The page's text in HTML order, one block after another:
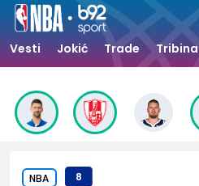
Vesti Jokić Trade Tribina
NBA 8